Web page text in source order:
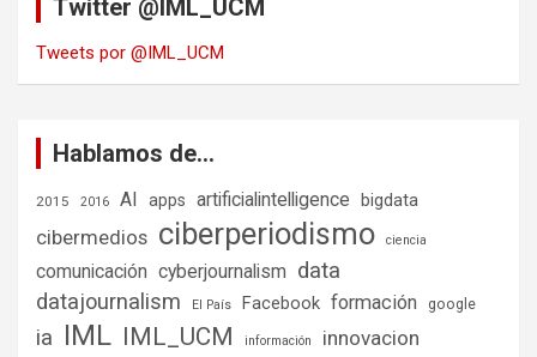
Twitter @IML_UCM
Tweets por @IML_UCM
Hablamos de…
2015 2016 AI apps artificialintelligence bigdata
cibermedios ciberperiodismo ciencia
comunicación cyberjournalism data
datajournalism El País Facebook formación google
ia IML IML_UCM información innovacion